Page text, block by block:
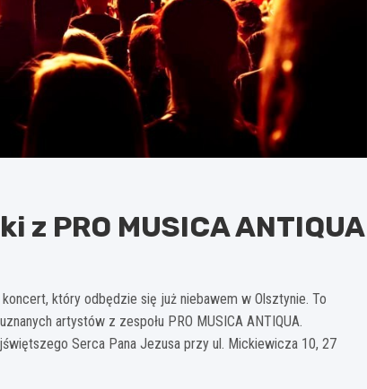
z PRO MUSICA ANTIQUA
który odbędzie się już niebawem w Olsztynie. To
artystów z zespołu PRO MUSICA ANTIQUA.
Serca Pana Jezusa przy ul. Mickiewicza 10, 27